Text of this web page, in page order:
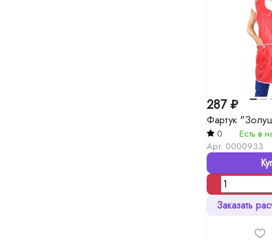
287 ₽
Фартук
0
Есть в
Арт. 0000933
Заказать